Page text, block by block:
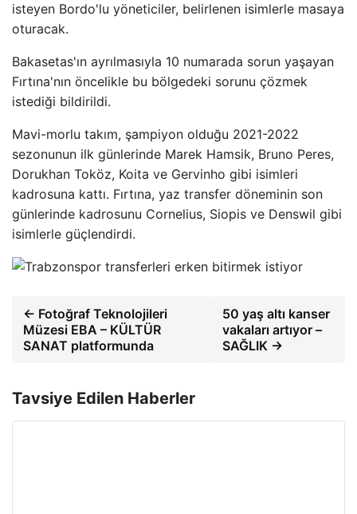
isteyen Bordo'lu yöneticiler, belirlenen isimlerle masaya
oturacak.
Bakasetas'ın ayrılmasıyla 10 numarada sorun yaşayan
Fırtına'nın öncelikle bu bölgedeki sorunu çözmek
istediği bildirildi.
Mavi-morlu takım, şampiyon olduğu 2021-2022
sezonunun ilk günlerinde Marek Hamsik, Bruno Peres,
Dorukhan Toköz, Koita ve Gervinho gibi isimleri
kadrosuna kattı. Fırtına, yaz transfer döneminin son
günlerinde kadrosunu Cornelius, Siopis ve Denswil gibi
isimlerle güçlendirdi.
← Fotoğraf Teknolojileri
Müzesi EBA – KÜLTÜR
SANAT platformunda
50 yaş altı kanser
vakaları artıyor –
SAĞLIK →
Tavsiye Edilen Haberler